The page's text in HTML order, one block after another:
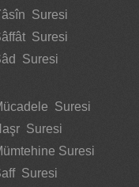
Suresi
Suresi
Suresi
Suresi
Suresi
Suresi
Suresi